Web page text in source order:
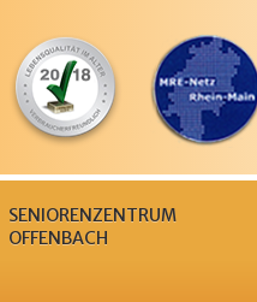
SENIORENZENTRUM
OFFENBACH